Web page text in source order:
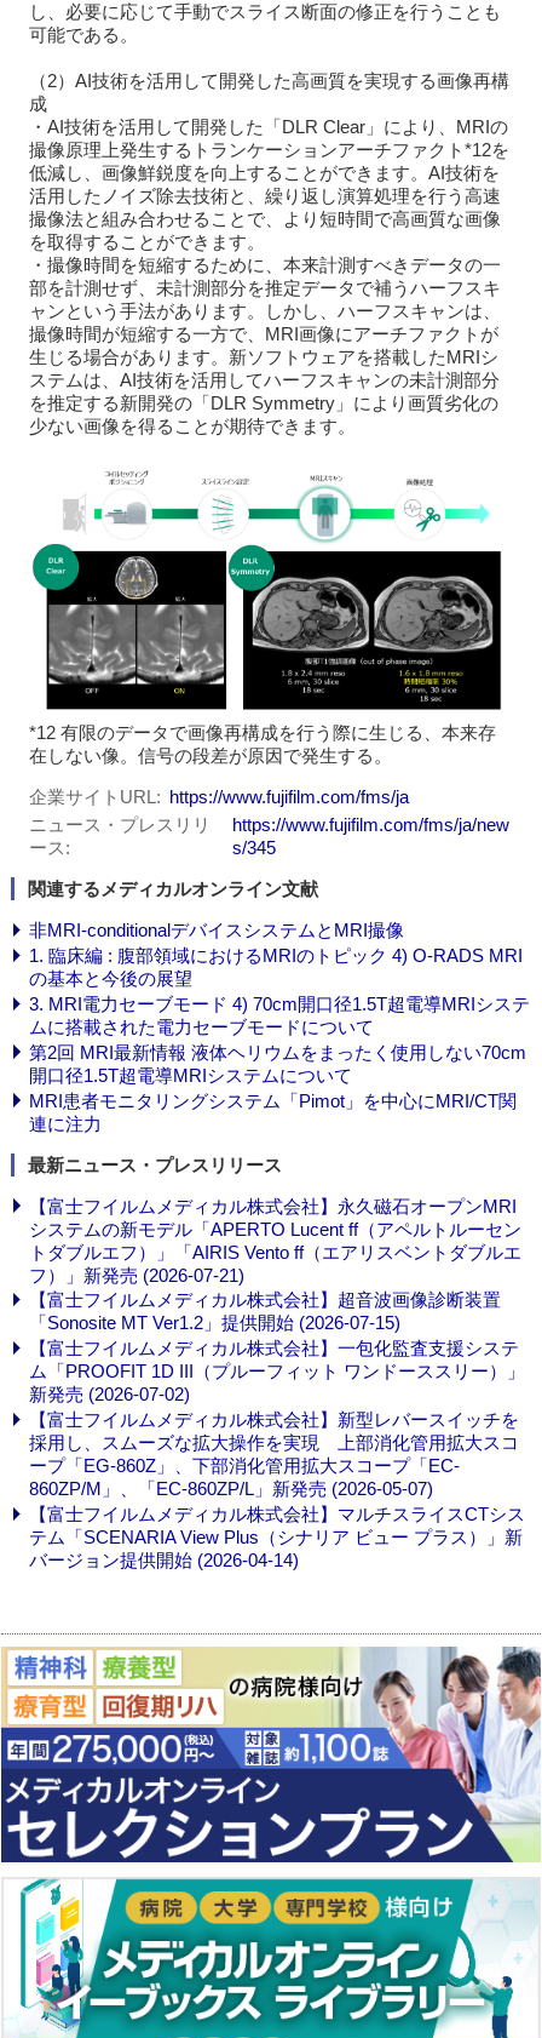
し、必要に応じて手動でスライス断面の修正を行うことも
可能である。
（2）AI技術を活用して開発した高画質を実現する画像再構
成
・AI技術を活用して開発した「DLR Clear」により、MRIの
撮像原理上発生するトランケーションアーチファクト*12を
低減し、画像鮮鋭度を向上することができます。AI技術を
活用したノイズ除去技術と、繰り返し演算処理を行う高速
撮像法と組み合わせることで、より短時間で高画質な画像
を取得することができます。
・撮像時間を短縮するために、本来計測すべきデータの一
部を計測せず、未計測部分を推定データで補うハーフスキ
ャンという手法があります。しかし、ハーフスキャンは、
撮像時間が短縮する一方で、MRI画像にアーチファクトが
生じる場合があります。新ソフトウェアを搭載したMRIシ
ステムは、AI技術を活用してハーフスキャンの未計測部分
を推定する新開発の「DLR Symmetry」により画質劣化の
少ない画像を得ることが期待できます。
*12 有限のデータで画像再構成を行う際に生じる、本来存
在しない像。信号の段差が原因で発生する。
企業サイトURL
https://www.fujifilm.com/fms/ja
ニュース・プレスリリ
ース
https://www.fujifilm.com/fms/ja/new
s/345
関連するメディカルオンライン文献
非MRI-conditionalデバイスシステムとMRI撮像
1. 臨床編 : 腹部領域におけるMRIのトピック 4) O-RADS MRI
の基本と今後の展望
3. MRI電力セーブモード 4) 70cm開口径1.5T超電導MRIシステ
ムに搭載された電力セーブモードについて
第2回 MRI最新情報 液体ヘリウムをまったく使用しない70cm
開口径1.5T超電導MRIシステムについて
MRI患者モニタリングシステム「Pimot」を中心にMRI/CT関
連に注力
最新ニュース・プレスリリース
【富士フイルムメディカル株式会社】永久磁石オープンMRI
システムの新モデル「APERTO Lucent ff（アペルトルーセン
トダブルエフ）」「AIRIS Vento ff（エアリスベントダブルエ
フ）」新発売 (2026-07-21)
【富士フイルムメディカル株式会社】超音波画像診断装置
「Sonosite MT Ver1.2」提供開始 (2026-07-15)
【富士フイルムメディカル株式会社】一包化監査支援システ
ム「PROOFIT 1D III（プルーフィット ワンドーススリー）」
新発売 (2026-07-02)
【富士フイルムメディカル株式会社】新型レバースイッチを
採用し、スムーズな拡大操作を実現 上部消化管用拡大スコ
ープ「EG-860Z」、下部消化管用拡大スコープ「EC-
860ZP/M」、「EC-860ZP/L」新発売 (2026-05-07)
【富士フイルムメディカル株式会社】マルチスライスCTシス
テム「SCENARIA View Plus（シナリア ビュー プラス）」新
バージョン提供開始 (2026-04-14)